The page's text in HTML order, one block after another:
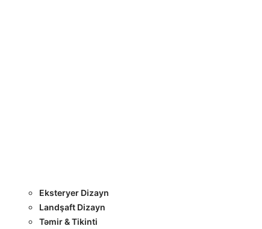
Eksteryer Dizayn
Landşaft Dizayn
Təmir & Tikinti